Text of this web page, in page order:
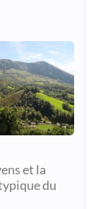
et la
du